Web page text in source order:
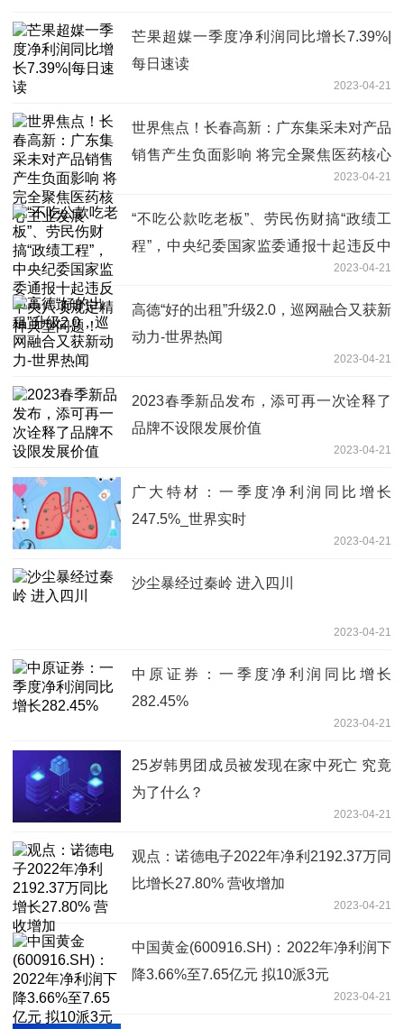
芒果超媒一季度净利润同比增长7.39%|
每日速读
2023-04-21
世界焦点！长春高新：广东集采未对产品
销售产生负面影响 将完全聚焦医药核心
2023-04-21
“不吃公款吃老板”、劳民伤财搞“政绩工
程”，中央纪委国家监委通报十起违反中
2023-04-21
高德“好的出租”升级2.0，巡网融合又获新
动力-世界热闻
2023-04-21
2023春季新品发布，添可再一次诠释了
品牌不设限发展价值
2023-04-21
广大特材：一季度净利润同比增长
247.5%_世界实时
2023-04-21
沙尘暴经过秦岭 进入四川
2023-04-21
中原证券：一季度净利润同比增长
282.45%
2023-04-21
25岁韩男团成员被发现在家中死亡 究竟
为了什么？
2023-04-21
观点：诺德电子2022年净利2192.37万同
比增长27.80% 营收增加
2023-04-21
中国黄金(600916.SH)：2022年净利润下
降3.66%至7.65亿元 拟10派3元
2023-04-21